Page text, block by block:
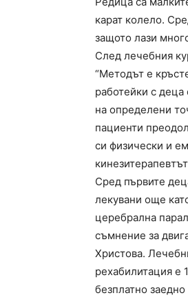
карат колело.
защото лази
След лечебния
“Методът е
работейки с деца
на определени
пациенти
си физически и
Сред първите
лекувани още
церебрална
съмнение за
Христова.
рехабилитация е
безплатно